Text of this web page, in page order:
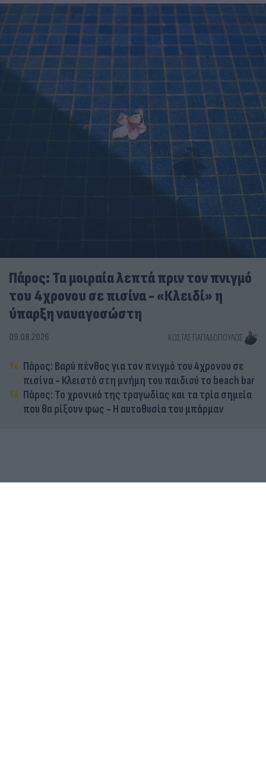
Πάρος: Τα μοιραία λεπτά πριν τον πνιγμό
του 4χρονου σε πισίνα - «Κλειδί» η
ύπαρξη ναυαγοσώστη
09.08.2026 ΚΏΣΤΑΣ ΠΑΠΑΔΌΠΟΥΛΟΣ
Πάρος: Βαρύ πένθος για τον πνιγμό του 4χρονου σε
πισίνα - Κλειστό στη μνήμη του παιδιού το beach bar
Πάρος: Το χρονικό της τραγωδίας και τα τρία σημεία
που θα ρίξουν φως - Η αυτοθυσία του μπάρμαν